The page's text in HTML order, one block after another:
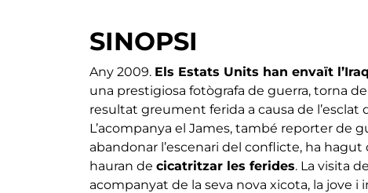
SINOPSI
Any 2009. Els Estats Units han envaït
una prestigiosa fotògrafa de guerra, torna de
resultat greument ferida a causa de
L’acompanya el James, també reporter de
abandonar l’escenari del conflicte, ha hagut
hauran de cicatritzar les ferides. La visita
acompanyat de la seva nova xicota, la jove i